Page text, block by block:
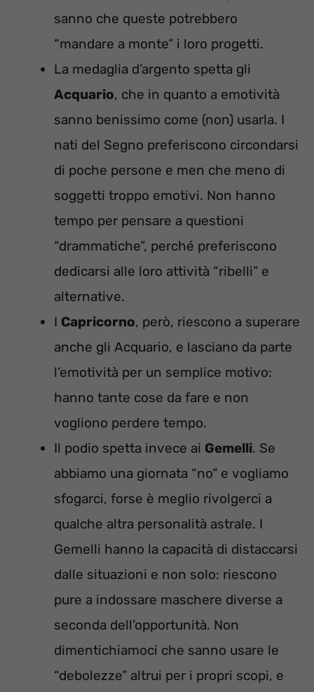
sanno che queste potrebbero
“mandare a monte” i loro progetti.
La medaglia d’argento spetta gli
Acquario, che in quanto a emotività
sanno benissimo come (non) usarla. I
nati del Segno preferiscono circondarsi
di poche persone e men che meno di
soggetti troppo emotivi. Non hanno
tempo per pensare a questioni
“drammatiche”, perché preferiscono
dedicarsi alle loro attività “ribelli” e
alternative.
I Capricorno, però, riescono a superare
anche gli Acquario, e lasciano da parte
l’emotività per un semplice motivo:
hanno tante cose da fare e non
vogliono perdere tempo.
Il podio spetta invece ai Gemelli. Se
abbiamo una giornata “no” e vogliamo
sfogarci, forse è meglio rivolgerci a
qualche altra personalità astrale. I
Gemelli hanno la capacità di distaccarsi
dalle situazioni e non solo: riescono
pure a indossare maschere diverse a
seconda dell’opportunità. Non
dimentichiamoci che sanno usare le
“debolezze” altrui per i propri scopi, e